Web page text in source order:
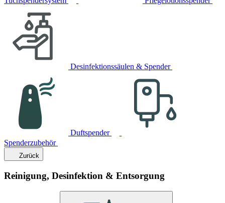
Desinfektionssäulen & Spender
Duftspender
Spenderzubehör
Zurück
Reinigung, Desinfektion & Entsorgung